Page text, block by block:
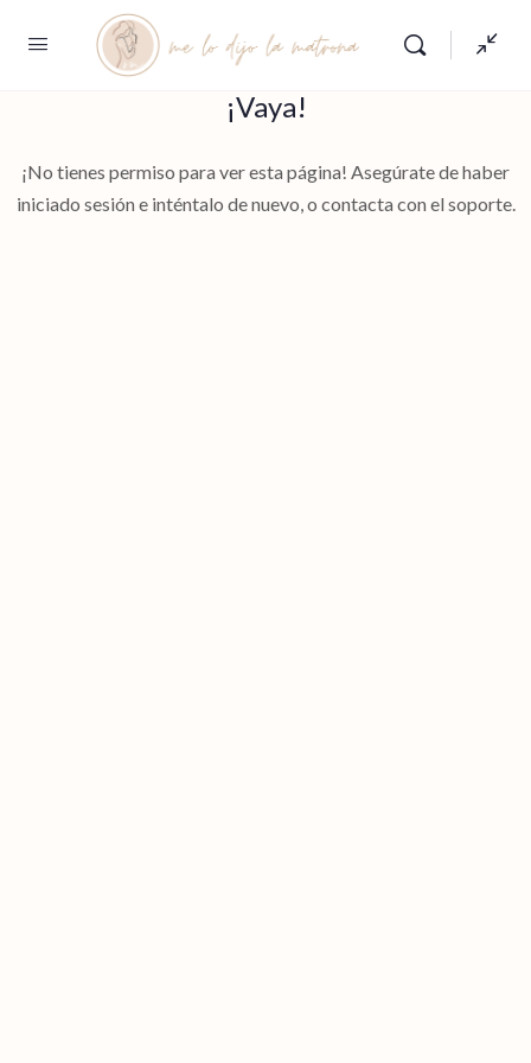
¡Vaya!
¡No tienes permiso para ver esta página! Asegúrate de haber
iniciado sesión e inténtalo de nuevo, o contacta con el soporte.